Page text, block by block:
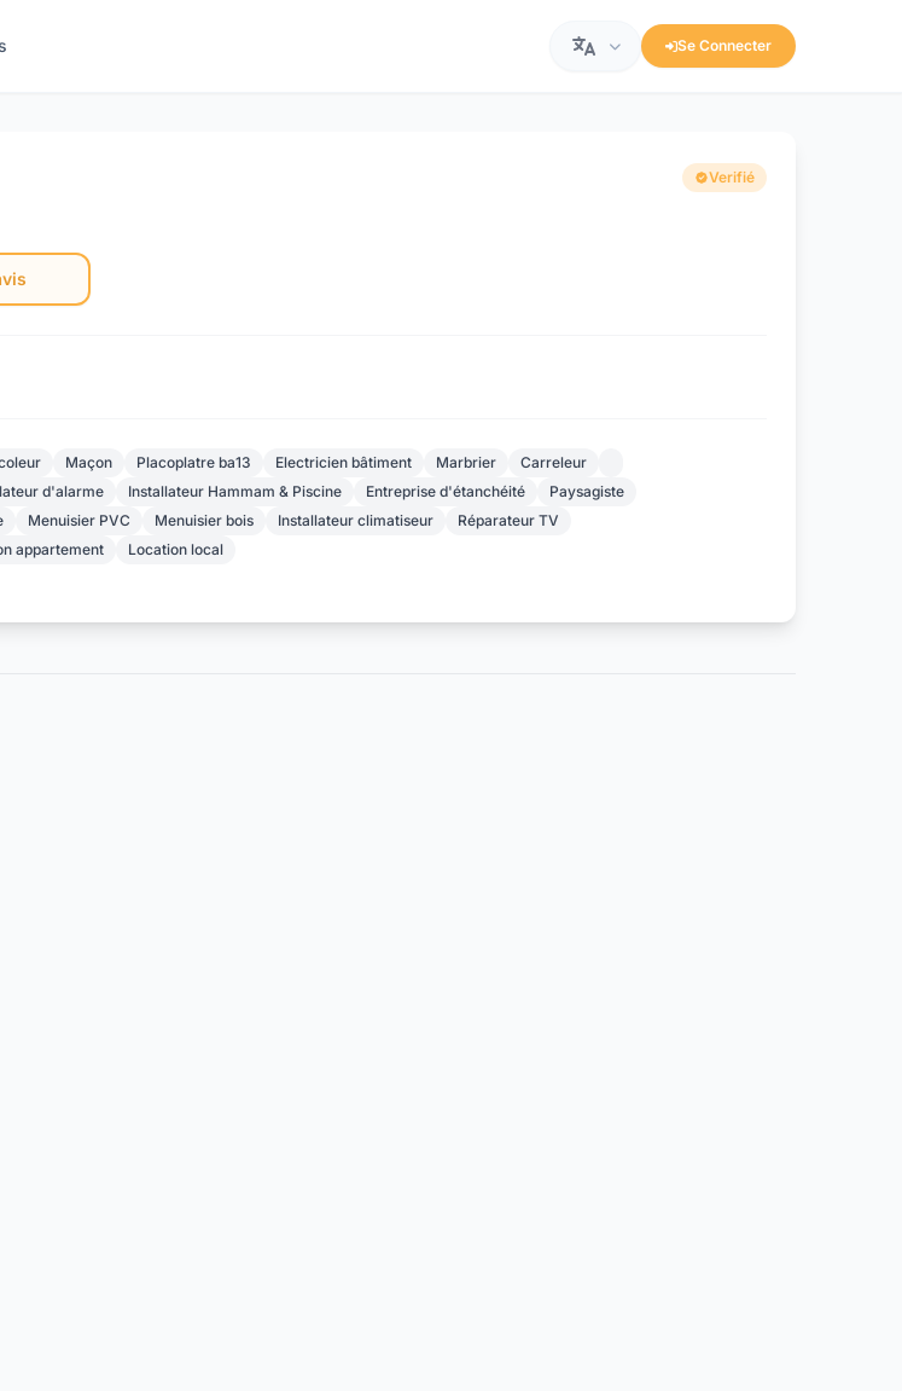
Se Connecter
Verifié
Maçon Placoplatre ba13 Electricien bâtiment Marbrier
Carreleur
d'alarme Installateur Hammam & Piscine Entreprise d'étanchéité
Paysagiste
Menuisier PVC Menuisier bois Installateur climatiseur
Réparateur TV
appartement Location local